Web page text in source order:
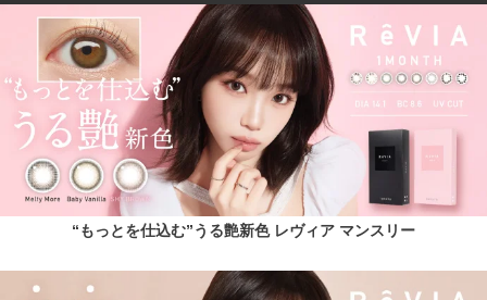
“もっとを仕込む”うる艶新色 レヴィア マンスリー